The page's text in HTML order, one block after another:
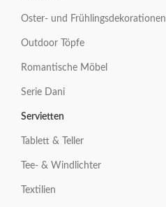
Oster- und Frühlingsdekorationen
Outdoor Töpfe
Romantische Möbel
Serie Dani
Servietten
Tablett & Teller
Tee- & Windlichter
Textilien